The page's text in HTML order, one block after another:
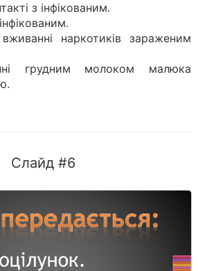
з інфікованим.
наркотиків зараженим
грудним молоком малюка
Слайд #6